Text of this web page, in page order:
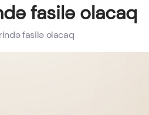
fasilə olacaq
fasilə olacaq